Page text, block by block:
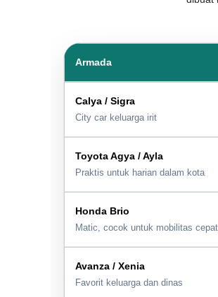
Armada
Calya / Sigra
City car keluarga irit
Toyota Agya / Ayla
Praktis untuk harian dalam kota
Honda Brio
Matic, cocok untuk mobilitas cepat
Avanza / Xenia
Favorit keluarga dan dinas